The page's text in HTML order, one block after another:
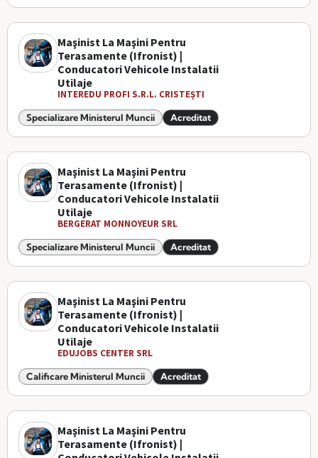
Maşinist La Maşini Pentru
Terasamente (Ifronist) |
Conducatori Vehicole Instalatii
Utilaje
INTEREDU PROFI S.R.L. CRISTEȘTI
Specializare Ministerul Muncii Acreditat
Maşinist La Maşini Pentru
Terasamente (Ifronist) |
Conducatori Vehicole Instalatii
Utilaje
BERGERAT MONNOYEUR SRL
Specializare Ministerul Muncii Acreditat
Maşinist La Maşini Pentru
Terasamente (Ifronist) |
Conducatori Vehicole Instalatii
Utilaje
EDUJOBS CENTER SRL
Calificare Ministerul Muncii Acreditat
Maşinist La Maşini Pentru
Terasamente (Ifronist) |